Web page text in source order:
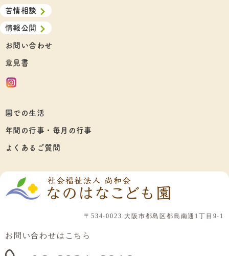
苦情相談
情報公開
お問い合わせ
意見書
園での生活
年間の行事・毎月の行事
よくあるご質問
〒534-0023 大阪市都島区都島南通1丁目9-1
お問い合わせはこちら